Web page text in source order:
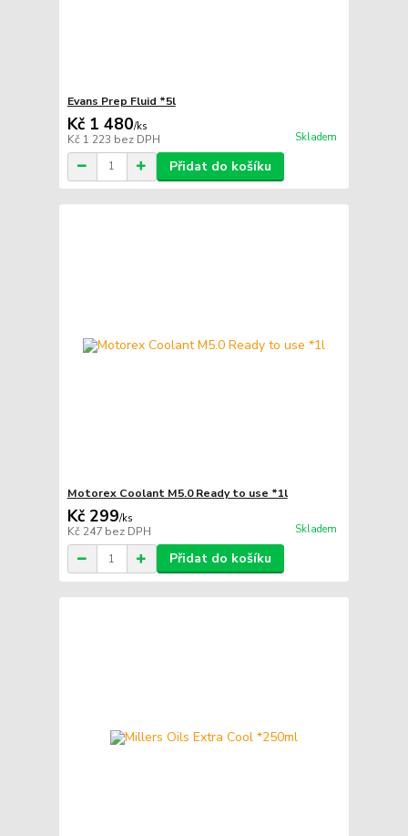
Evans Prep Fluid *5l
Kč 1 480/ks
Kč 1 223 bez DPH Skladem
Přidat do košíku
Motorex Coolant M5.0 Ready to use *1l
Kč 299/ks
Kč 247 bez DPH Skladem
Přidat do košíku